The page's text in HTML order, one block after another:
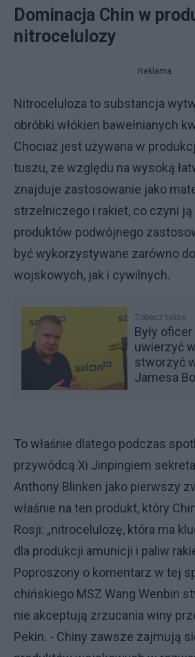
Dominacja Chin w
nitrocelulozy
Reklama
Nitroceluloza to substancja
obróbki włókien bawełnianych
Chociaż jest używana w
tuszu, ze względu na wysoką
znajduje zastosowanie jako
strzelniczego i rakiet, co czyni
produktów podwójnego
być wykorzystywane zarówno
wojskowych, jak i cywilnych.
Zobacz także
Były
uwierzyć
stworzyć
Jamesa
To właśnie dlatego podczas
przywódcą Xi Jinpingiem
Anthony Blinken jako pierwszy
właśnie na ten produkt, który
Rosji: „nitrocelulozę, która ma
dla produkcji amunicji i paliw
Poproszony o komentarz w tej
chińskiego MSZ Wang Wenbin
nie akceptują zrzucania winy
Pekin. - Chiny zawsze zajmują